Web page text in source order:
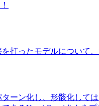
打ったモデルについて、
ーン化し、形骸化して